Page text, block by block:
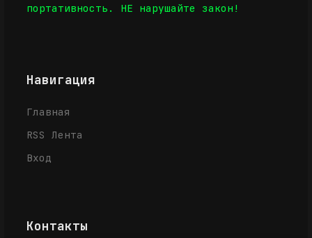
портативность. НЕ нарушайте закон!
Навигация
Главная
RSS Лента
Вход
Контакты